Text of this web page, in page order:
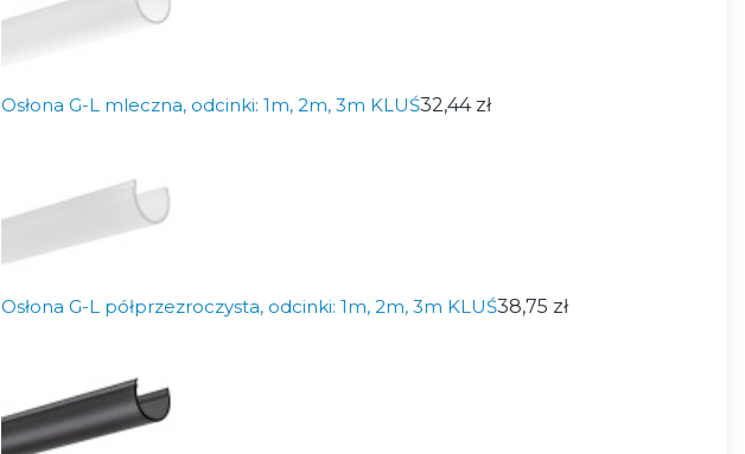
Osłona G-L mleczna, odcinki: 1m, 2m, 3m KLUŚ32,44 zł
Osłona G-L półprzezroczysta, odcinki: 1m, 2m, 3m KLUŚ38,75 zł